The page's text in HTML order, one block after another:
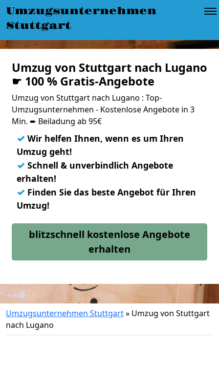
Umzugsunternehmen
Stuttgart
Umzug von Stuttgart nach Lugano
☛ 100 % Gratis-Angebote
Umzug von Stuttgart nach Lugano : Top-
Umzugsunternehmen - Kostenlose Angebote in 3
Min. ➨ Beiladung ab 95€
✓ Wir helfen Ihnen, wenn es um Ihren
Umzug geht!
✓ Schnell & unverbindlich Angebote
erhalten!
✓ Finden Sie das beste Angebot für Ihren
Umzug!
blitzschnell kostenlose Angebote
erhalten
Umzugsunternehmen Stuttgart» Umzug von Stuttgart
nach Lugano